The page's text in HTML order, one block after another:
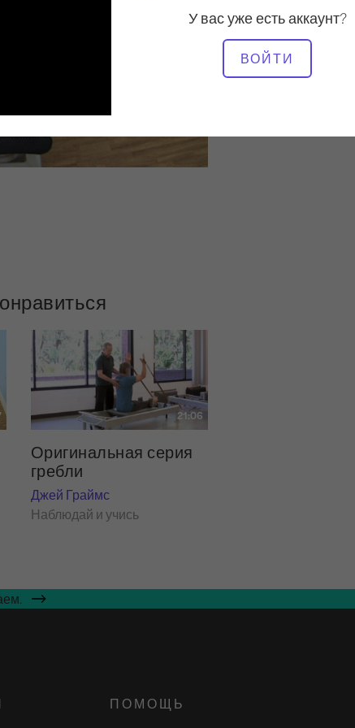
У вас уже есть аккаунт?
ВОЙТИ
НЕОБХОДИМОЕ
ОБОРУДОВАНИЕ
21:06
Оригинальная серия
гребли
Джей Граймс
Наблюдай и учись
ПОМОЩЬ